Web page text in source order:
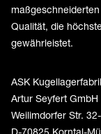
Qualität, die
gewährleistet.
ASK
Artur Seyfert GmbH
Weilimdorfer Str.